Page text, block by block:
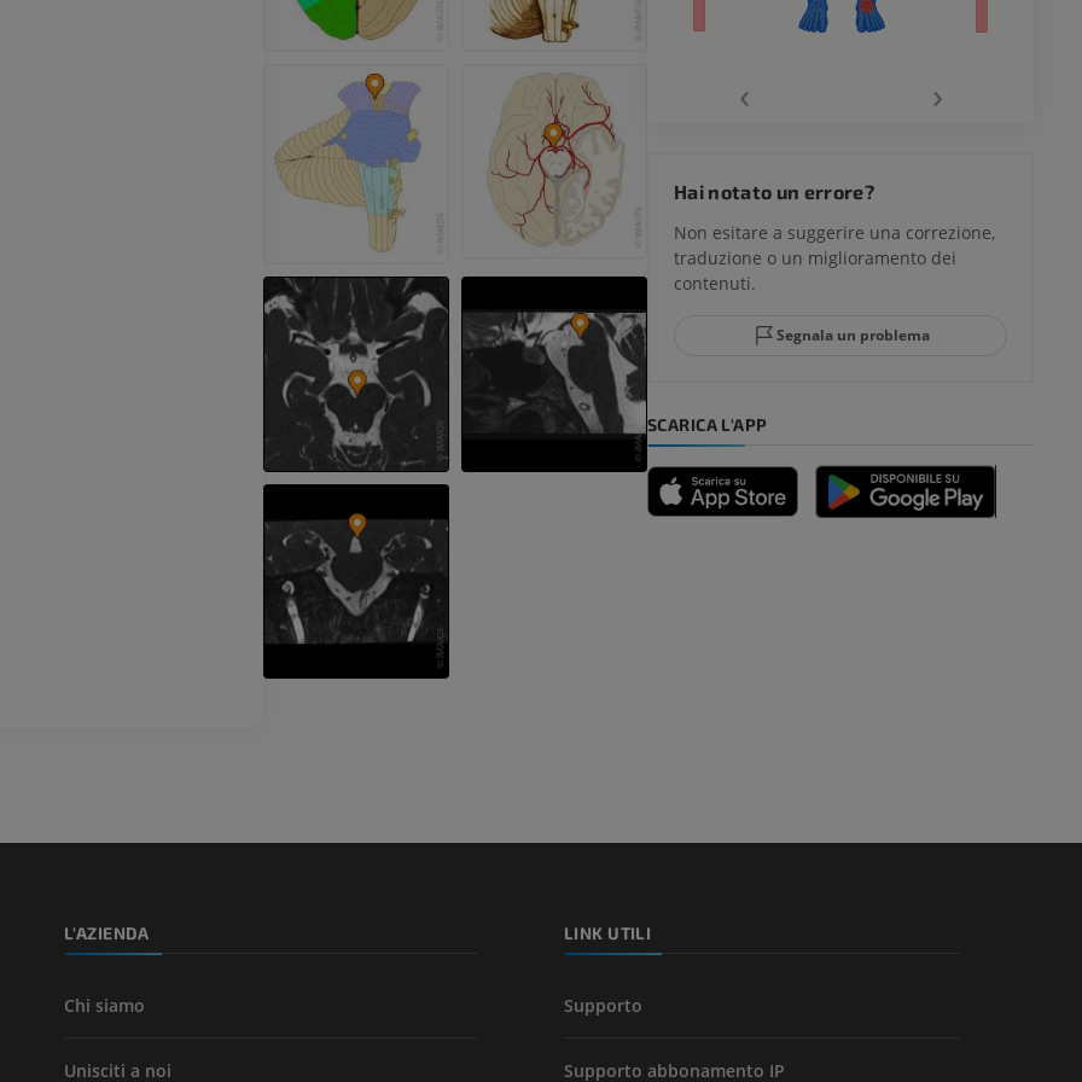
RMN del ginocchio
Artrografia TC del ginocchio
Artrografia
PREMIUM
retropiede
RM
PREMIUM
RMN dell’avampiede
RM
PREMIUM
CTA dell’arto inferiore
TC
PREMIUM
Arterie ed ossa della gamba
TC
GRATUITO
‹ ›
Hai notato un errore?
Non esitare a suggerire una correzione,
traduzione o un miglioramento dei
contenuti.
Segnala un problema
SCARICA L'APP
L'AZIENDA
Chi siamo
Unisciti a noi
LINK UTILI
Supporto
Supporto abbonamento IP